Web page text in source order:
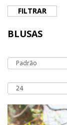
FILTRAR
BLUSAS